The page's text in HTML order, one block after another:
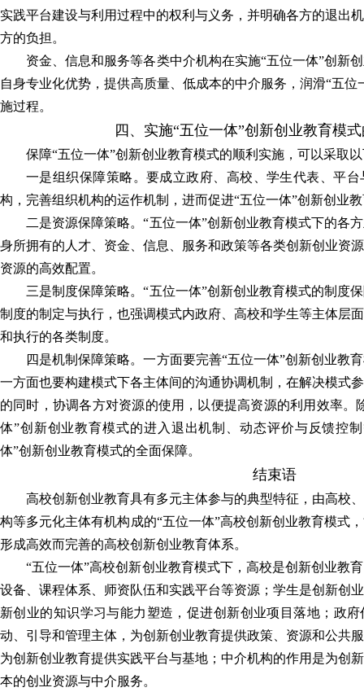
实践平台建设与利用过程中的权利与义务，并明确各方的退出
方的负担。
资金、信息和服务等各类中介机构在实施“五位一体”创新
自身专业化优势，提供高质量、低成本的中介服务，润滑“五位
施过程。
四、实施“五位一体”创新创业教育模
保障“五位一体”创新创业教育模式的顺利实施，可以采取
一是组织保障策略。要成立政府、高校、学生代表、平
构，完善组织机构的运作机制，进而促进“五位一体”创新创业
二是资源保障策略。“五位一体”创新创业教育模式下的各
身所拥有的人才、资金、信息、服务和政策等各类创新创业资
资源的高效配置。
三是制度保障策略。“五位一体”创新创业教育模式的制度
制度的制定与执行，也强调模式内政府、高校和学生等主体层
和执行的各类制度。
四是机制保障策略。一方面要完善“五位一体”创新创业教
一方面也要构建模式下各主体间的沟通协调机制，在解决模式
的同时，协调各方对资源的使用，以便提高资源的利用效率。
体”创新创业教育模式的进入退出机制、动态评价与反馈控
体”创新创业教育模式的全面保障。
结束语
高校创新创业教育具有多元主体参与的典型特征，由高校
构等多元化主体有机构成的“五位一体”高校创新创业教育模式
形成高效而完善的高校创新创业教育体系。
“五位一体”高校创新创业教育模式下，高校是创新创业教
设备、课程体系、师资队伍和实践平台等资源；学生是创新创
新创业的知识学习与能力塑造，促进创新创业项目落地；政
动、引导和管理主体，为创新创业教育提供政策、资源和公共
为创新创业教育提供实践平台与基地；中介机构的作用是为创
本的创业资源与中介服务。